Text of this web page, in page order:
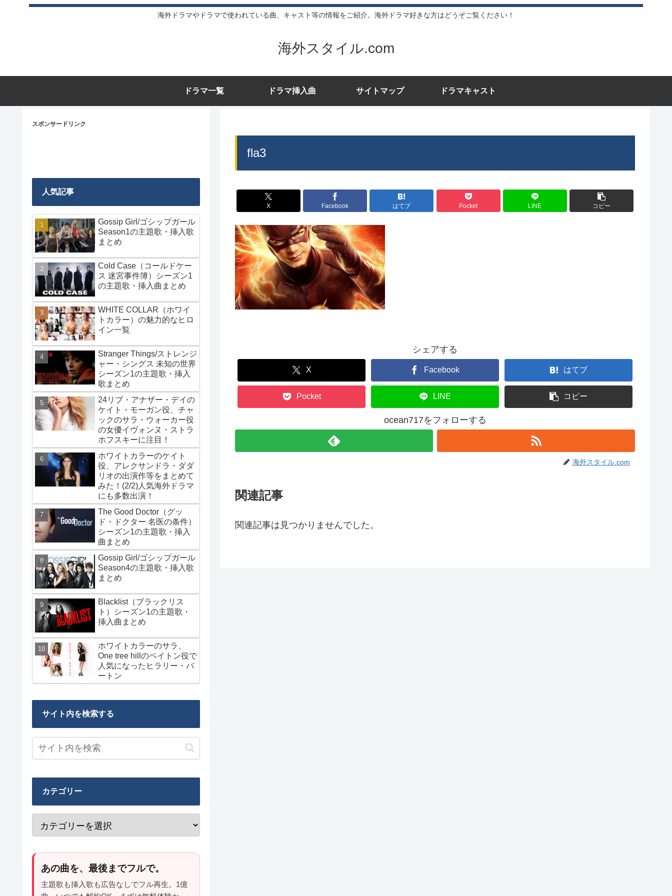
海外ドラマやドラマで使われている曲、キャスト等の情報をご紹介。海外ドラマ好きな方はどうぞご覧ください！
海外スタイル.com
ドラマ一覧 ドラマ挿入曲 サイトマップ ドラマキャスト
fla3
X Facebook はてブ Pocket LINE コピー
シェアする
X Facebook はてブ
Pocket LINE コピー
ocean717をフォローする
海外スタイル.com
関連記事
関連記事は見つかりませんでした。
スポンサードリンク
人気記事
Gossip Girl/ゴシップガール
Season1の主題歌・挿入歌
まとめ
Cold Case（コールドケー
ス 迷宮事件簿）シーズン1
の主題歌・挿入曲まとめ
WHITE COLLAR（ホワイ
トカラー）の魅力的なヒロ
イン一覧
Stranger Things/ストレンジ
ャー・シングス 未知の世界
シーズン1の主題歌・挿入
歌まとめ
24リブ・アナザー・デイの
ケイト・モーガン役、チャ
ックのサラ・ウォーカー役
の女優イヴォンヌ・ストラ
ホフスキーに注目！
ホワイトカラーのケイト
役、アレクサンドラ・ダダ
リオの出演作等をまとめて
みた！(2/2)人気海外ドラマ
にも多数出演！
The Good Doctor（グッ
ド・ドクター 名医の条件）
シーズン1の主題歌・挿入
曲まとめ
Gossip Girl/ゴシップガール
Season4の主題歌・挿入歌
まとめ
Blacklist（ブラックリス
ト）シーズン1の主題歌・
挿入曲まとめ
ホワイトカラーのサラ、
One tree hillのペイトン役で
人気になったヒラリー・バ
ートン
サイト内を検索する
カテゴリー
あの曲を、最後までフルで。
主題歌も挿入歌も広告なしでフル再生。1億